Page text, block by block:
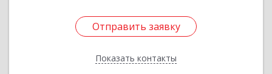
Отправить заявку
Показать контакты
Отправить заявку
Назад